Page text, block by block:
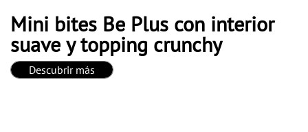
Mini bites Be Plus con interior
suave y topping crunchy
Descubrir más